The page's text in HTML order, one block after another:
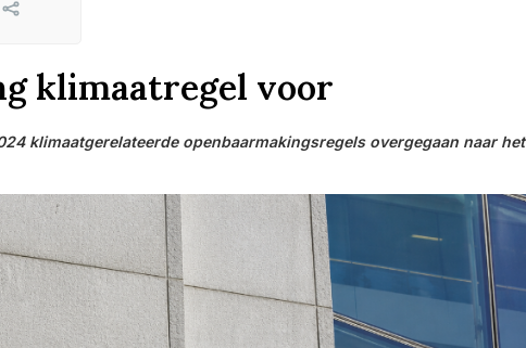
Share
klimaatregel voor
klimaatgerelateerde openbaarmakingsregels overgegaan naar het